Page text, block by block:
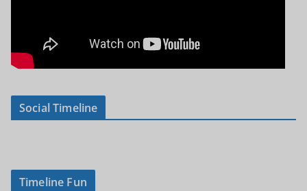
Social Timeline
Timeline Fun